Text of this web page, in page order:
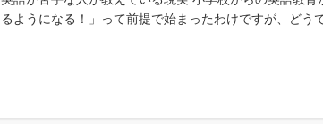
るようになる！」って前提で始まったわけですが、どう